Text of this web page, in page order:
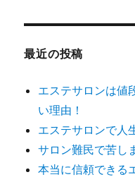
象:
最近の投稿
エステサロンは値
い理由！
エステサロンで人
サロン難民で苦し
本当に信頼できる